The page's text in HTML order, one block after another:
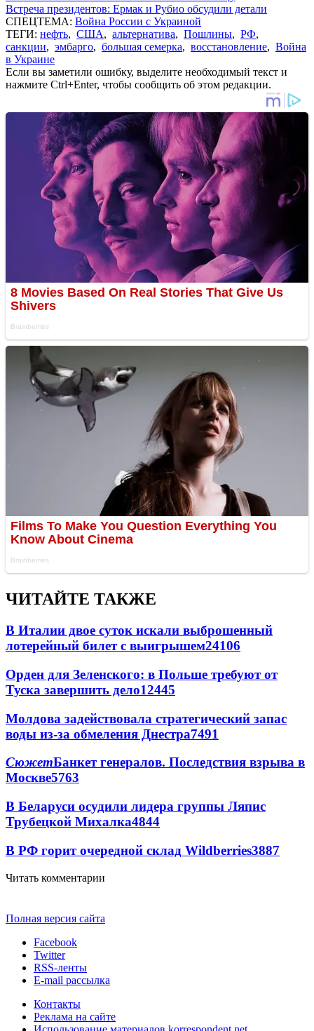
Встреча президентов: Ермак и Рубио обсудили детали
СПЕЦТЕМА: Война России с Украиной
ТЕГИ: нефть, США, альтернатива, Пошлины, РФ,
санкции, эмбарго, большая семерка, восстановление, Война
в Украине
Если вы заметили ошибку, выделите необходимый текст и
нажмите Ctrl+Enter, чтобы сообщить об этом редакции.
ЧИТАЙТЕ ТАКЖЕ
В Италии двое суток искали выброшенный
лотерейный билет с выигрышем24106
Орден для Зеленского: в Польше требуют от
Туска завершить дело12445
Молдова задействовала стратегический запас
воды из-за обмеления Днестра7491
СюжетБанкет генералов. Последствия взрыва в
Москве5763
В Беларуси осудили лидера группы Ляпис
Трубецкой Михалка4844
В РФ горит очередной склад Wildberries3887
Читать комментарии
Полная версия сайта
Facebook
Twitter
RSS-ленты
E-mail рассылка
Контакты
Реклама на сайте